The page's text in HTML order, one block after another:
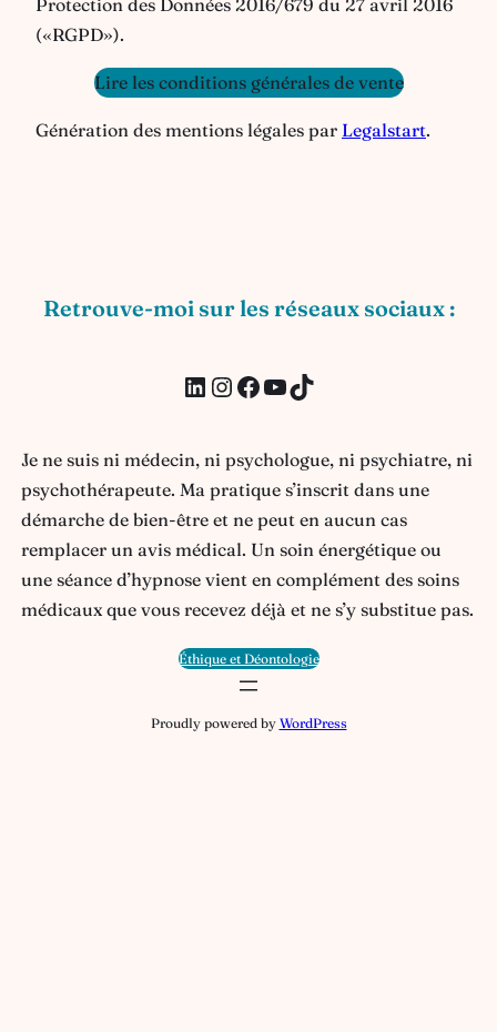
(«RGPD»).
Lire les conditions générales de vente
Génération des mentions légales par Legalstart.
Retrouve-moi sur les réseaux sociaux :
LinkedIn
Instagram
Facebook
YouTube
TikTok
Je ne suis ni médecin, ni psychologue, ni psychiatre, ni
psychothérapeute. Ma pratique s’inscrit dans une
démarche de bien-être et ne peut en aucun cas
remplacer un avis médical. Un soin énergétique ou
une séance d’hypnose vient en complément des soins
médicaux que vous recevez déjà et ne s’y substitue pas.
Éthique et Déontologie
Proudly powered by WordPress